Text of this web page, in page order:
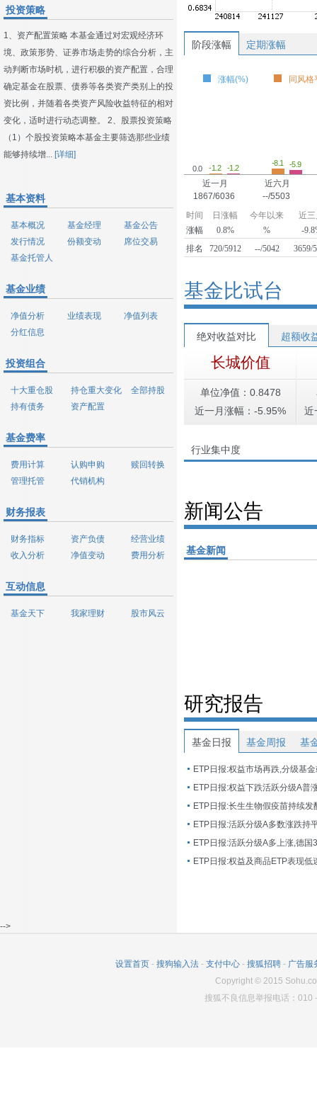
投资策略
1、资产配置策略 本基金通过对宏观经济环
境、政策形势、证券市场走势的综合分析，主
动判断市场时机，进行积极的资产配置，合理
确定基金在股票、债券等各类资产类别上的投
资比例，并随着各类资产风险收益特征的相对
变化，适时进行动态调整。 2、股票投资策略
（1）个股投资策略本基金主要筛选那些业绩
能够持续增... [详细]
基本资料
基本概况 基金经理
基金公告
发行情况
份额变动
席位交易
基金托管人
基金业绩
净值分析 业绩表现
净值列表
分红信息
投资组合
十大重仓股 持仓重大变化
全部持股
持有债务
资产配置
基金费率
费用计算 认购申购
赎回转换
管理托管
代销机构
财务报表
财务指标 资产负债
经营业绩
收入分析
净值变动 费用分析
互动信息
基金天下 我家理财 股市风云
阶段涨幅 定期涨幅
涨幅(%) 同风格
0.0 -1.2 -1.2
近一月
1867/6036
-8.1 -5.9
近六月
--/5503
时间
日涨幅 今年以来
近
涨幅
0.8% %
-
排名
720/5912 --/5042 3659/
基金比试台
绝对收益对比 超额收
长城价值
单位净值：0.8478
近一月涨幅：-5.95%
近
行业集中度
新闻公告
基金新闻
研究报告
基金日报 基金周报 基
ETP日报:权益市场再跌,分级基
ETP日报:长生生物假疫苗持续发
ETP日报:活跃分级A多数涨跌持
ETP日报:活跃分级A多上涨,德国
-->
设置首页 - 搜狗输入法 - 支付中心 - 搜狐招聘 - 广告服
Copyright© 2015
搜狐不良信息举报电话：010